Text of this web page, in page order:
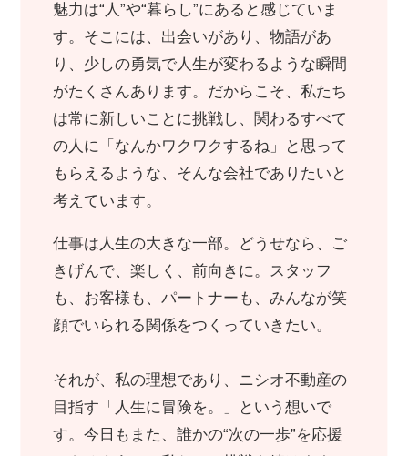
魅力は“人”や“暮らし”にあると感じていま
す。そこには、出会いがあり、物語があ
り、少しの勇気で人生が変わるような瞬間
がたくさんあります。だからこそ、私たち
は常に新しいことに挑戦し、関わるすべて
の人に「なんかワクワクするね」と思って
もらえるような、そんな会社でありたいと
考えています。
仕事は人生の大きな一部。どうせなら、ご
きげんで、楽しく、前向きに。スタッフ
も、お客様も、パートナーも、みんなが笑
顔でいられる関係をつくっていきたい。
それが、私の理想であり、ニシオ不動産の
目指す「人生に冒険を。」という想いで
す。今日もまた、誰かの“次の一歩”を応援